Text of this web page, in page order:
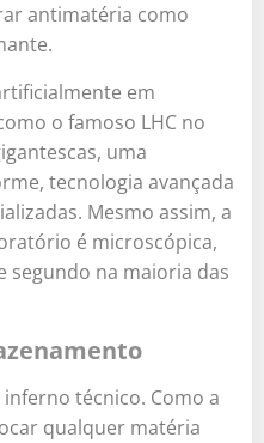
antimatéria como
em
o famoso LHC no
uma
tecnologia avançada
Mesmo assim, a
é microscópica,
segundo na maioria das
técnico. Como a
qualquer matéria